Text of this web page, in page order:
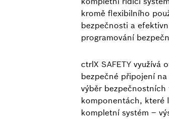
kromě flexibilního
bezpečnosti a
programování
ctrlX SAFETY využívá
bezpečné připojení
výběr bezpečnostních
komponentách, které
kompletní systém –